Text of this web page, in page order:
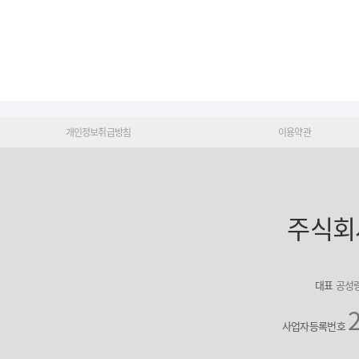
개인정보취급방침 이용약관
주식
대표공성
사업자등록번호